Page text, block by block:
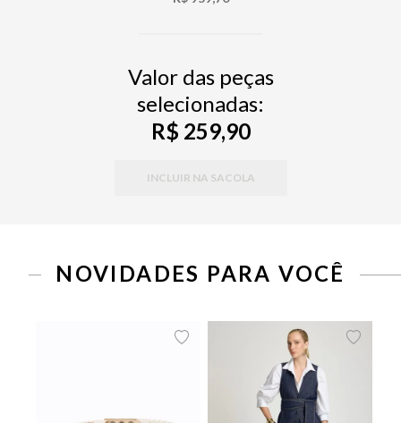
Valor das peças
selecionadas:
R$ 259,90
INCLUIR NA SACOLA
NOVIDADES PARA VOCÊ